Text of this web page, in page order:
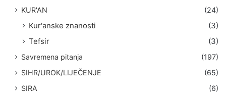
KUR'AN (24)
Kur'anske znanosti
(3)
Tefsir
(3)
Savremena pitanja
(197)
SIHR/UROK/LIJEČENJE
(65)
SIRA
(6)